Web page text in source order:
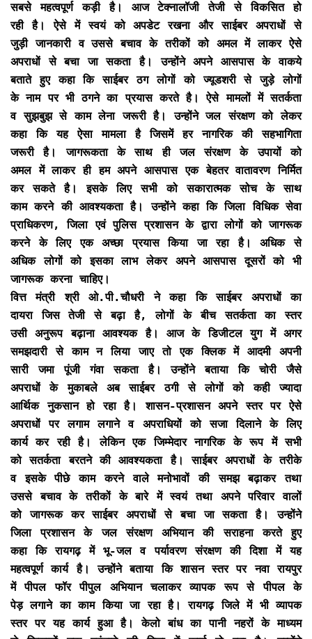
सबसे महत्वपूर्ण कड़ी है। आज टेक्नालॉजी तेजी से विकसित हो
रही है। ऐसे में स्वयं को अपडेट रखना और साईबर अपराधों से
जुड़ी जानकारी व उससे बचाव के तरीकों को अमल में लाकर ऐसे
अपराधों से बचा जा सकता है। उन्होंने अपने आसपास के वाकये
बताते हुए कहा कि साईबर ठग लोगों को ज्यूडशरी से जुड़े लोगों
के नाम पर भी ठगने का प्रयास करते है। ऐसे मामलों में सतर्कता
व सुझबुझ से काम लेना जरूरी है। उन्होंने जल संरक्षण को लेकर
कहा कि यह ऐसा मामला है जिसमें हर नागरिक की सहभागिता
जरूरी है। जागरूकता के साथ ही जल संरक्षण के उपायों को
अमल में लाकर ही हम अपने आसपास एक बेहतर वातावरण निर्मित
कर सकते है। इसके लिए सभी को सकारात्मक सोच के साथ
काम करने की आवश्यकता है। उन्होंने कहा कि जिला विधिक सेवा
प्राधिकरण, जिला एवं पुलिस प्रशासन के द्वारा लोगों को जागरूक
करने के लिए एक अच्छा प्रयास किया जा रहा है। अधिक से
अधिक लोगों को इसका लाभ लेकर अपने आसपास दूसरों को भी
जागरूक करना चाहिए।
वित्त मंत्री श्री ओ.पी.चौधरी ने कहा कि साईबर अपराधों का
दायरा जिस तेजी से बढ़ा है, लोगों के बीच सतर्कता का स्तर
उसी अनुरूप बढ़ाना आवश्यक है। आज के डिजीटल युग में अगर
समझदारी से काम न लिया जाए तो एक क्लिक में आदमी अपनी
सारी जमा पूंजी गंवा सकता है। उन्होंने बताया कि चोरी जैसे
अपराधों के मुकाबले अब साईबर ठगी से लोगों को कही ज्यादा
आर्थिक नुकसान हो रहा है। शासन-प्रशासन अपने स्तर पर ऐसे
अपराधों पर लगाम लगाने व अपराधियों को सजा दिलाने के लिए
कार्य कर रही है। लेकिन एक जिम्मेदार नागरिक के रूप में सभी
को सतर्कता बरतने की आवश्यकता है। साईबर अपराधों के तरीके
व इसके पीछे काम करने वाले मनोभावों की समझ बढ़ाकर तथा
उससे बचाव के तरीकों के बारे में स्वयं तथा अपने परिवार वालों
को जागरूक कर साईबर अपराधों से बचा जा सकता है। उन्होंने
जिला प्रशासन के जल संरक्षण अभियान की सराहना करते हुए
कहा कि रायगढ़ में भू-जल व पर्यावरण संरक्षण की दिशा में यह
महत्वपूर्ण कार्य है। उन्होंने बताया कि शासन स्तर पर नवा रायपुर
में पीपल फॉर पीपुल अभियान चलाकर व्यापक रूप से पीपल के
पेड़ लगाने का काम किया जा रहा है। रायगढ़ जिले में भी व्यापक
स्तर पर यह कार्य हुआ है। केलो बांध का पानी नहरों के माध्यम